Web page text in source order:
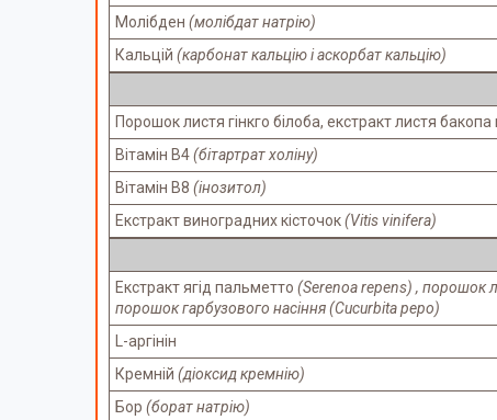
Молібден (молібдат натрію)
Кальцій (карбонат кальцію і аскорбат кальцію)
Порошок листя гінкго білоба, екстракт листя
Вітамін В4(бітартрат холіну)
Вітамін В8 (інозитол)
Екстракт виноградних кісточок(Vitis vinifera)
Екстракт ягід пальметто (Serenoa repens) , порошок
порошок гарбузового насіння(Cucurbita pepo)
L-аргінін
Кремній (діоксид кремнію)
Бор (борат натрію)